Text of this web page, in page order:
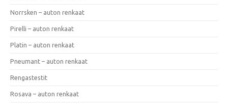
Norrsken – auton renkaat
Pirelli – auton renkaat
Platin – auton renkaat
Pneumant – auton renkaat
Rengastestit
Rosava – auton renkaat